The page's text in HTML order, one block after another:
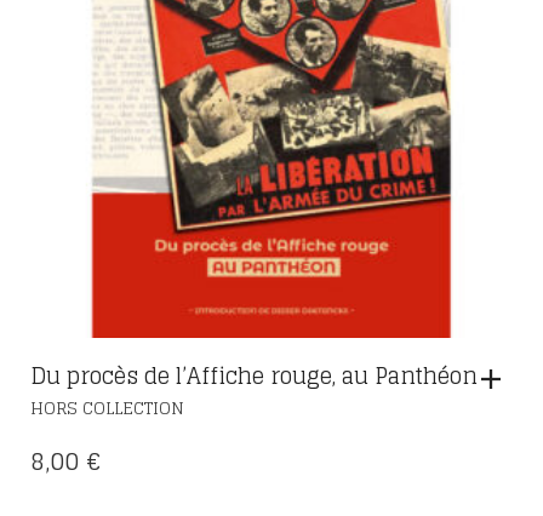
Du procès de l’Affiche rouge, au Panthéon
HORS COLLECTION
8,00 €